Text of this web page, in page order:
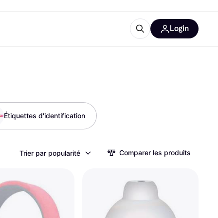
Login
Étiquettes d'identification
Trier par popularité Comparer les produits